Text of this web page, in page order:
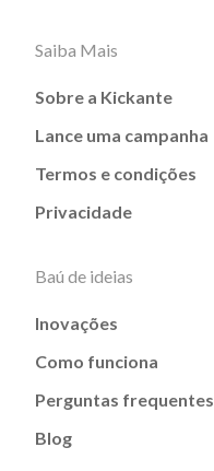
Saiba Mais
Sobre a Kickante
Lance uma campanha
Termos e condições
Privacidade
Baú de ideias
Inovações
Como funciona
Perguntas frequentes
Blog